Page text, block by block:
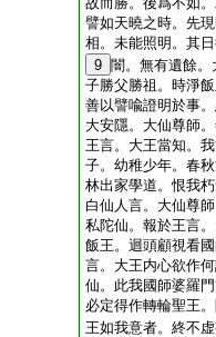
譬如天曉之時。先
相。未能照明。其
9 闇。無有遺餘
子勝父勝祖。時淨
善以譬喩證明於事
大安隱。大仙尊師
王言。大王當知。
子。幼稚少年。春
林出家學道。恨我
白仙人言。大仙尊
私陀仙。報於王言
飯王。迴頭顧視看
言。大王内心欲作
仙。此我國師婆羅
必定得作轉輪聖王
王如我意者。終不